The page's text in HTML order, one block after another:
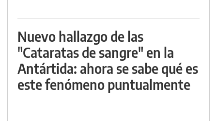
Nuevo hallazgo de las
"Cataratas de sangre" en la
Antártida: ahora se sabe qué es
este fenómeno puntualmente